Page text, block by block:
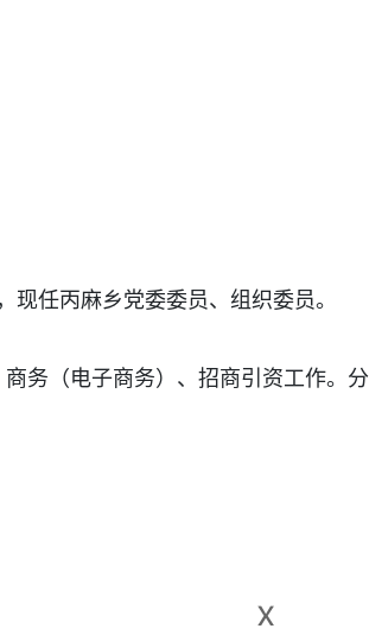
x
现任丙麻乡党委委员、组织委员。
务（电子商务）、招商引资工作。分